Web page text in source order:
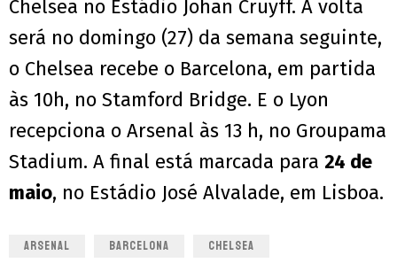
Chelsea no Estádio Johan Cruyff. A volta
será no domingo (27) da semana seguinte,
o Chelsea recebe o Barcelona, em partida
às 10h, no Stamford Bridge. E o Lyon
recepciona o Arsenal às 13 h, no Groupama
Stadium. A final está marcada para 24 de
maio, no Estádio José Alvalade, em Lisboa.
ARSENAL BARCELONA CHELSEA